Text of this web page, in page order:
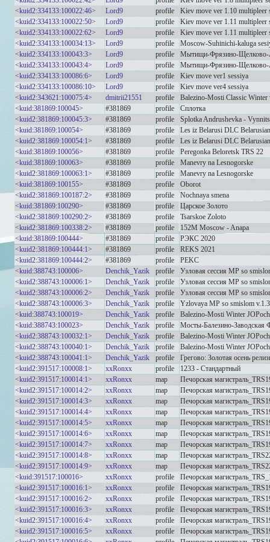
<kuid2:334133:100022:46>
Lord9 profile
Kiev move ver 1.10 multipleer
<kuid2:334133:100022:50>
Lord9 profile
Kiev move ver 1.11 multipleer
<kuid2:334133:100022:62>
Lord9 profile
Kiev move ver 1.11 multipleer
<kuid2:334133:100034:13>
Lord9 profile
Moscow-Suhinichi-kaluga
<kuid2:334133:100043:3>
Lord9 profile
Мытищи-Фрязино-Щелково-
<kuid2:334133:100043:4>
Lord9 profile
Мытищи-Фрязино-Щелково-
<kuid2:334133:100086:6>
Lord9 profile
Kiev move ver1 sessiya
<kuid2:334133:100086:10>
Lord9 profile
Kiev move ver4 sessiya
<kuid2:343621:100075:4>
dmitrii21551 profile
Balezino-Mosti Classic
<kuid:381869:100045>
#381869 profile
Сплотка
<kuid2:381869:100045:3>
#381869 profile
Splotka Andrushevka -
<kuid:381869:100054>
#381869 profile
Les iz Belarusi DLC
<kuid2:381869:100054:1>
#381869 profile
Les iz Belarusi DLC
<kuid:381869:100056>
#381869 profile
Peregonka Beloretsk TRS 22
<kuid:381869:100063>
#381869 profile
Manevry na Lesnogorske
<kuid2:381869:100063:1>
#381869 profile
Manevry na Lesnogorske
<kuid:381869:100155>
#381869 profile
Oborot
<kuid2:381869:100187:2>
#381869 profile
Nochnaya smena
<kuid:381869:100290>
#381869 profile
Царское Золото
<kuid2:381869:100290:2>
#381869 profile
Tsarskoe Zoloto
<kuid2:381869:100338:2>
#381869 profile
152M Moscow - Anapa
<kuid:381869:100444>
#381869 profile
РЭКС 2020
<kuid2:381869:100444:1>
#381869 profile
REKS 2021
<kuid2:381869:100444:2>
#381869 profile
PEKC
<kuid:388743:100006>
Denchik_Yazik profile
Узловая сессия MP so
<kuid2:388743:100006:1>
Denchik_Yazik profile
Узловая сессия MP so
<kuid2:388743:100006:2>
Denchik_Yazik profile
Узловая сессия MP so
<kuid2:388743:100006:3>
Denchik_Yazik profile
Yzlovaya MP so smislom v.1.3
<kuid:388743:100019>
Denchik_Yazik profile
Balezino-Mosti Winter
<kuid:388743:100023>
Denchik_Yazik profile
Мосты-Балезино-
<kuid2:388743:100032:1>
Denchik_Yazik profile
Balezino-Mosti Winter
<kuid2:388743:100040:1>
Denchik_Yazik profile
Balezino-Mosti Winter
<kuid2:388743:100041:1>
Denchik_Yazik profile
Грегово: Золотая осень
<kuid2:391517:100008:1>
xxRonxx profile
1233 - Стандартный
<kuid2:391517:100014:1>
xxRonxx map
Печорская
<kuid2:391517:100014:2>
xxRonxx map
Печорская
<kuid2:391517:100014:3>
xxRonxx map
Печорская
<kuid2:391517:100014:4>
xxRonxx map
Печорская
<kuid2:391517:100014:5>
xxRonxx map
Печорская
<kuid2:391517:100014:6>
xxRonxx map
Печорская
<kuid2:391517:100014:7>
xxRonxx map
Печорская
<kuid2:391517:100014:8>
xxRonxx map
Печорская
<kuid2:391517:100014:9>
xxRonxx map
Печорская
<kuid:391517:100016>
xxRonxx profile
Печорская
<kuid2:391517:100016:1>
xxRonxx profile
Печорская
<kuid2:391517:100016:2>
xxRonxx profile
Печорская
<kuid2:391517:100016:3>
xxRonxx profile
Печорская
<kuid2:391517:100016:4>
xxRonxx profile
Печорская
<kuid2:391517:100016:5>
xxRonxx profile
Печорская